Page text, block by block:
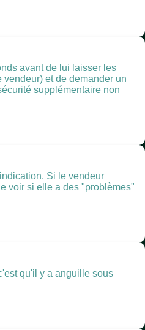
avant de lui laisser les
et de demander un
supplémentaire non
Si le vendeur
voir si elle a des "problèmes"
qu'il y a anguille sous